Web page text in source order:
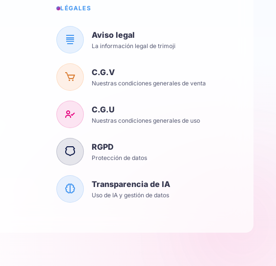
LÉGALES
Aviso legal
La información legal de trimoji
C.G.V
Nuestras condiciones generales de venta
C.G.U
Nuestras condiciones generales de uso
RGPD
Protección de datos
Transparencia de IA
Uso de IA y gestión de datos